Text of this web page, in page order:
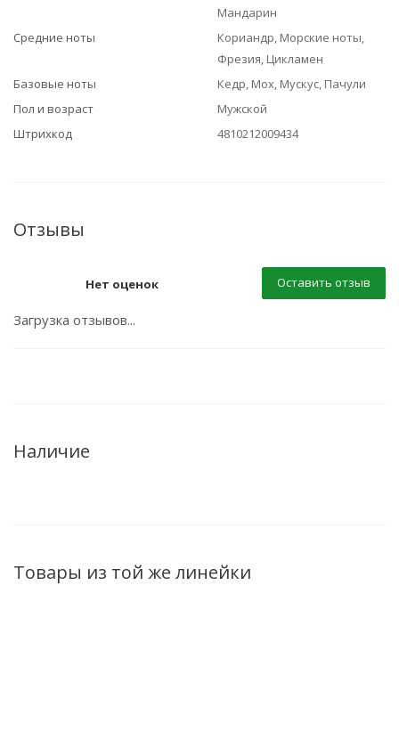
Мандарин
Средние ноты
Кориандр, Морские ноты,
Фрезия, Цикламен
Базовые ноты
Кедр, Мох, Мускус, Пачули
Пол и возраст
Мужской
Штрихкод
4810212009434
Отзывы
Нет оценок Оставить отзыв
Загрузка отзывов...
Наличие
Товары из той же линейки